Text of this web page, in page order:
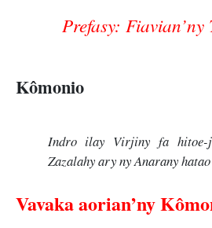
Prefasy:
Kômonio
Indro ilay Virjiny fa hitoe-
Zazalahy ary ny Anarany
Vavaka aorian’ny